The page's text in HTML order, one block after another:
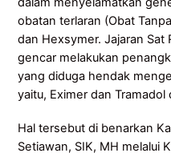
obatan terlaran (Obat
dan Hexsymer. Jajaran Sat
gencar melakukan
yang diduga hendak
yaitu, Eximer dan
Hal tersebut di benarkan
Setiawan, SIK, MH melalui